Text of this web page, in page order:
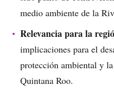
medio ambiente de la
Relevancia para la
implicaciones para el
protección ambiental y
Quintana Roo.